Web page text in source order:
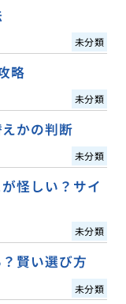
未分類
略
未分類
かの判断
未分類
怪しい？サイ
未分類
賢い選び方
未分類